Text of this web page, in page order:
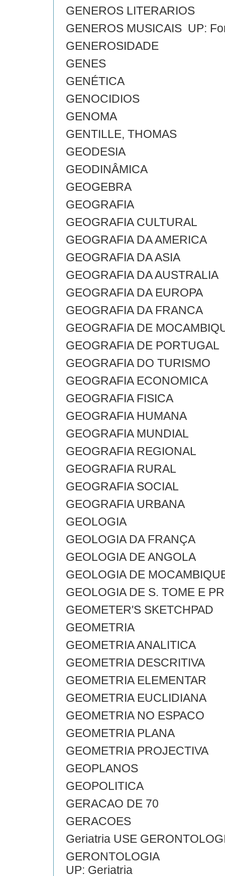
GENEROS LITERARIOS
GENEROS MUSICAIS UP:
GENEROSIDADE
GENES
GENÉTICA
GENOCIDIOS
GENOMA
GENTILLE, THOMAS
GEODESIA
GEODINÂMICA
GEOGEBRA
GEOGRAFIA
GEOGRAFIA CULTURAL
GEOGRAFIA DA AMERICA
GEOGRAFIA DA ASIA
GEOGRAFIA DA AUSTRALIA
GEOGRAFIA DA EUROPA
GEOGRAFIA DA FRANCA
GEOGRAFIA DE
GEOGRAFIA DE PORTUGAL
GEOGRAFIA DO TURISMO
GEOGRAFIA ECONOMICA
GEOGRAFIA FISICA
GEOGRAFIA HUMANA
GEOGRAFIA MUNDIAL
GEOGRAFIA REGIONAL
GEOGRAFIA RURAL
GEOGRAFIA SOCIAL
GEOGRAFIA URBANA
GEOLOGIA
GEOLOGIA DA FRANÇA
GEOLOGIA DE ANGOLA
GEOLOGIA DE
GEOLOGIA DE S. TOME E
GEOMETER'S SKETCHPAD
GEOMETRIA
GEOMETRIA ANALITICA
GEOMETRIA DESCRITIVA
GEOMETRIA ELEMENTAR
GEOMETRIA EUCLIDIANA
GEOMETRIA NO ESPACO
GEOMETRIA PLANA
GEOMETRIA PROJECTIVA
GEOPLANOS
GEOPOLITICA
GERACAO DE 70
GERACOES
Geriatria USE
GERONTOLOGIA
UP: Geriatria